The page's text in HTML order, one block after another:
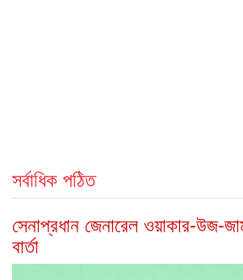
সর্বাধিক পঠিত
সেনাপ্রধান জেনারেল ওয়াকার-উজ-
বার্তা